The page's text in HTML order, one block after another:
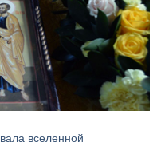
вселенной